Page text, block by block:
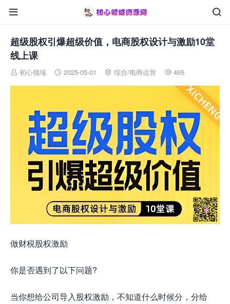


超级股权引爆超级价值，电商股权设计与激励10堂
线上课
 初心领域  2025-05-01  综合/电商运营  465
做财税股权激励
你是否遇到了以下问题?
当你想给公司导入股权激励，不知道什么时候分，分给